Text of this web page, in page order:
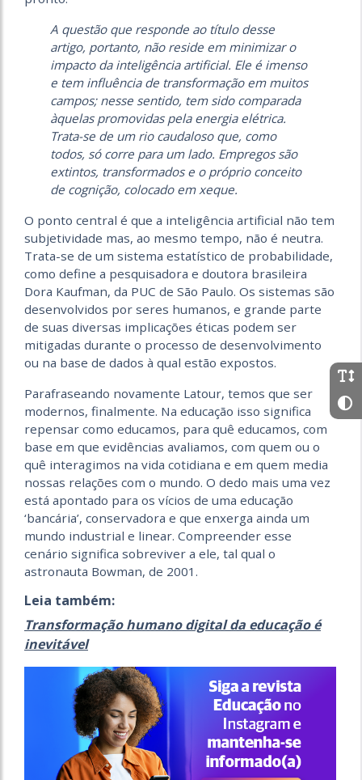
A questão que responde ao título desse
artigo, portanto, não reside em minimizar o
impacto da inteligência artificial. Ele é imenso
e tem influência de transformação em muitos
campos; nesse sentido, tem sido comparada
àquelas promovidas pela energia elétrica.
Trata-se de um rio caudaloso que, como
todos, só corre para um lado. Empregos são
extintos, transformados e o próprio conceito
de cognição, colocado em xeque.
O ponto central é que a inteligência artificial não tem
subjetividade mas, ao mesmo tempo, não é neutra.
Trata-se de um sistema estatístico de probabilidade,
como define a pesquisadora e doutora brasileira
Dora Kaufman, da PUC de São Paulo. Os sistemas são
desenvolvidos por seres humanos, e grande parte
de suas diversas implicações éticas podem ser
mitigadas durante o processo de desenvolvimento
ou na base de dados à qual estão expostos.
Parafraseando novamente Latour, temos que ser
modernos, finalmente. Na educação isso significa
repensar como educamos, para quê educamos, com
base em que evidências avaliamos, com quem ou o
quê interagimos na vida cotidiana e em quem media
nossas relações com o mundo. O dedo mais uma vez
está apontado para os vícios de uma educação
‘bancária’, conservadora e que enxerga ainda um
mundo industrial e linear. Compreender esse
cenário significa sobreviver a ele, tal qual o
astronauta Bowman, de 2001.
Leia também:
Transformação humano digital da educação é
inevitável